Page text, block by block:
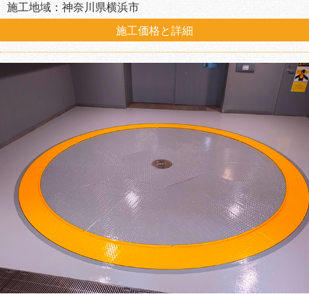
施工地域：神奈川県横浜市
施工価格と詳細